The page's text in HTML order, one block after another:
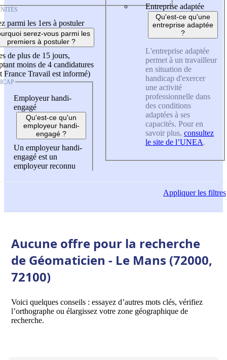
parmi les 1ers à postuler
serez-vous parmi les
premiers à postuler ?
de plus de 15 jours,
moins de 4 candidatures
France Travail est informé)
Employeur handi-
engagé
Qu'est-ce qu'un
employeur handi-
engagé ?
Un employeur handi-
engagé est un
employeur reconnu
Entreprise adaptée
Qu'est-ce qu'une
entreprise adaptée
?
L'entreprise adaptée
permet à un travailleur
en situation de
handicap d'exercer
une activité
professionnelle dans
des conditions
adaptées à ses
capacités. Pour en
savoir plus, consultez
le site de l’UNEA.
Appliquerles filtres
Aucune offre pour la recherche
de Géomaticien - Le Mans (72000,
72100)
Voici quelques conseils : essayez d’autres mots clés, vérifiez
l’orthographe ou élargissez votre zone géographique de
recherche.